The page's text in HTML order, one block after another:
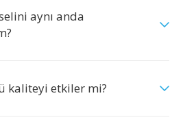
aynı anda
kaliteyi etkiler mi?